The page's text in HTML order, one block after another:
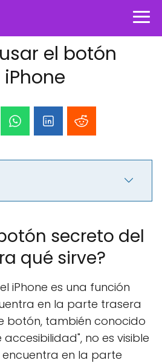
el botón
secreto del
qué sirve?
iPhone es una función
en la parte trasera
botón, también conocido
no es visible
en la parte